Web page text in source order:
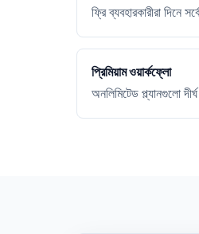
ফ্রি ব্যবহারকারীরা দিনে
প্রিমিয়াম ওয়ার্কফ্লো
অনলিমিটেড প্ল্যানগুলো